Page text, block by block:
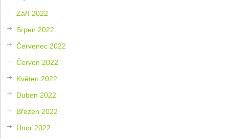
Září 2022
Srpen 2022
Červenec 2022
Červen 2022
Květen 2022
Duben 2022
Březen 2022
Únor 2022